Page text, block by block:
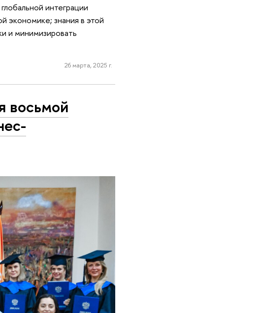
интеграции
экономике; знания в этой
и минимизировать
26 марта, 2025 г.
восьмой